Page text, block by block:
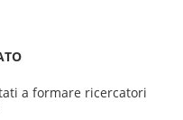
a formare ricercatori